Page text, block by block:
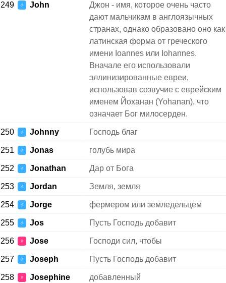
249 ♂ John
Джон - имя, которое очень часто
дают мальчикам в англоязычных
странах, однако образовано оно как
латинская форма от греческого
имени Ioannes или Iohannes.
Вначале его использовали
эллинизированные евреи,
использовав созвучие с еврейским
именем Йоханан (Yohanan), что
означает Бог милосерден.
250 ♂ Johnny Господь благ
251 ♂ Jonas голубь мира
252 ♂ Jonathan Дар от Бога
253 ♂ Jordan Земля, земля
254 ♂ Jorge фермером или земледельцем
255 ♂ Jos Пусть Господь добавит
256 ♀ Jose Господи сил, чтобы
257 ♂ Joseph Пусть Господь добавит
258 ♀ Josephine добавленный